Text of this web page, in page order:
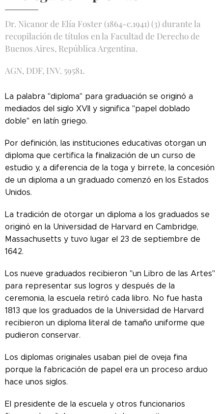
Dr. Nicanor de Elía Foster (1864-c.1941) (3) durante la
recopilación de títulos en la Facultad de Derecho de
Buenos Aires, República Argentina.
AGN, DDF, INV. 59581.
La palabra "diploma" para graduación se originó a
mediados del siglo XVII y significa "papel doblado
doble" en latín griego.
Por definición, las instituciones educativas otorgan un
diploma que certifica la finalización de un curso de
estudio y, a diferencia de la toga y birrete, la concesión
de un diploma a un graduado comenzó en los Estados
Unidos.
La tradición de otorgar un diploma a los graduados se
originó en la Universidad de Harvard en Cambridge,
Massachusetts y tuvo lugar el 23 de septiembre de
1642.
Los nueve graduados recibieron "un Libro de las Artes"
para representar sus logros y después de la
ceremonia, la escuela retiró cada libro. No fue hasta
1813 que los graduados de la Universidad de Harvard
recibieron un diploma literal de tamaño uniforme que
pudieron conservar.
Los diplomas originales usaban piel de oveja fina
porque la fabricación de papel era un proceso arduo
hace unos siglos.
El presidente de la escuela y otros funcionarios